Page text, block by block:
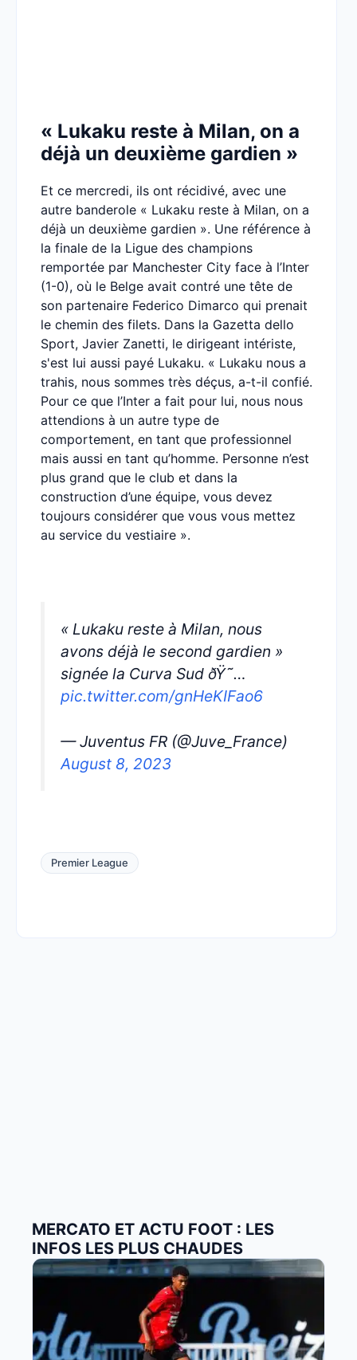
« Lukaku reste à Milan, on a
déjà un deuxième gardien »
Et ce mercredi, ils ont récidivé, avec une
autre banderole « Lukaku reste à Milan, on a
déjà un deuxième gardien ». Une référence à
la finale de la Ligue des champions
remportée par Manchester City face à l’Inter
(1-0), où le Belge avait contré une tête de
son partenaire Federico Dimarco qui prenait
le chemin des filets. Dans la Gazetta dello
Sport, Javier Zanetti, le dirigeant intériste,
s'est lui aussi payé Lukaku. « Lukaku nous a
trahis, nous sommes très déçus, a-t-il confié.
Pour ce que l’Inter a fait pour lui, nous nous
attendions à un autre type de
comportement, en tant que professionnel
mais aussi en tant qu’homme. Personne n’est
plus grand que le club et dans la
construction d’une équipe, vous devez
toujours considérer que vous vous mettez
au service du vestiaire ».
« Lukaku reste à Milan, nous
avons déjà le second gardien »
signée la Curva Sud ðŸ˜…
pic.twitter.com/gnHeKIFao6
— Juventus FR (@Juve_France)
August 8, 2023
Premier League
MERCATO ET ACTU FOOT : LES
INFOS LES PLUS CHAUDES